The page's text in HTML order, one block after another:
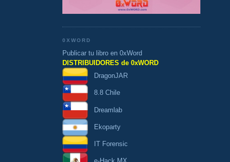
0XWORD
Publicar tu libro en 0xWord
DISTRIBUIDORES de 0xWORD
DragonJAR
8.8 Chile
Dreamlab
Ekoparty
IT Forensic